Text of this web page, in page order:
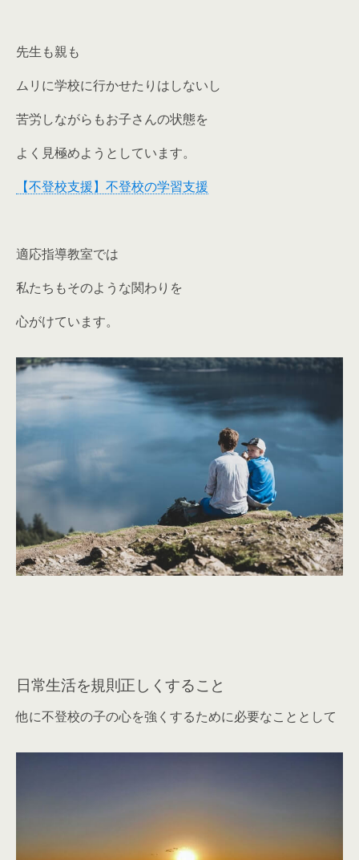
先生も親も
ムリに学校に行かせたりはしないし
苦労しながらもお子さんの状態を
よく見極めようとしています。
【不登校支援】不登校の学習支援
適応指導教室では
私たちもそのような関わりを
心がけています。
日常生活を規則正しくすること
他に不登校の子の心を強くするために必要なこととして